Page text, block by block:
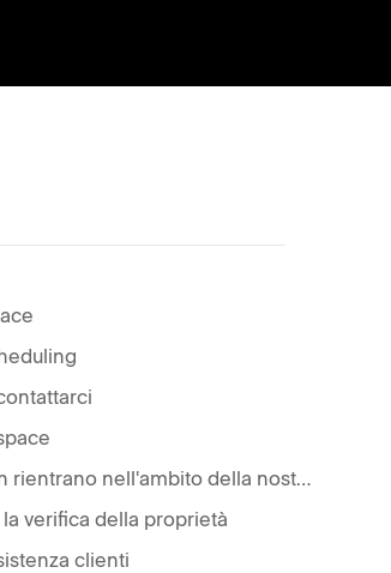
Argomenti che non rientrano nell'ambito della nostra assistenza
verifica della proprietà
clienti